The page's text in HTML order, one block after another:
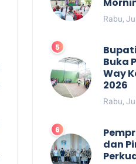
Rabu,
Buka
Way
2026
Rabu,
dan